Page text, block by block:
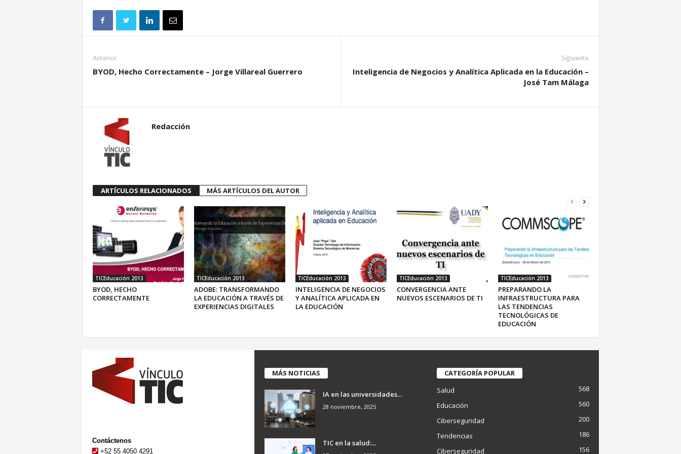
Anterior
BYOD, Hecho Correctamente – Jorge Villareal Guerrero
Siguiente
Inteligencia de Negocios y Analítica Aplicada en la Educación –
José Tam Málaga
Redacción
ARTÍCULOS RELACIONADOS MÁS ARTÍCULOS DEL AUTOR
TICEducación 2013
BYOD, HECHO
CORRECTAMENTE
TICEducación 2013
ADOBE: TRANSFORMANDO
LA EDUCACIÓN A TRAVÉS DE
EXPERIENCIAS DIGITALES
TICEducación 2013
INTELIGENCIA DE NEGOCIOS
Y ANALÍTICA APLICADA EN
LA EDUCACIÓN
TICEducación 2013
CONVERGENCIA ANTE
NUEVOS ESCENARIOS DE TI
TICEducación 2013
PREPARANDO LA
INFRAESTRUCTURA PARA
LAS TENDENCIAS
TECNOLÓGICAS DE
EDUCACIÓN
Contáctenos
+52 55 4050 4291
MÁS NOTICIAS
IA en las universidades...
28 noviembre, 2025
TIC en la salud:...
CATEGORÍA POPULAR
Salud
568
Educación
560
Ciberseguridad
200
Tendencias
186
Ciberseguridad
156